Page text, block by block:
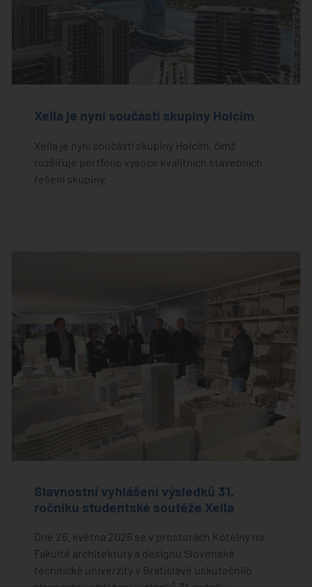
Xella je nyní součástí skupiny Holcim
Xella je nyní součástí skupiny Holcim, čímž
rozšiřuje portfolio vysoce kvalitních stavebních
řešení skupiny.
Slavnostní vyhlášení výsledků 31.
ročníku studentské soutěže Xella
Dne 26. května 2026 se v prostorách Kotelny na
Fakultě architektury a designu Slovenské
technické univerzity v Bratislavě uskutečnilo